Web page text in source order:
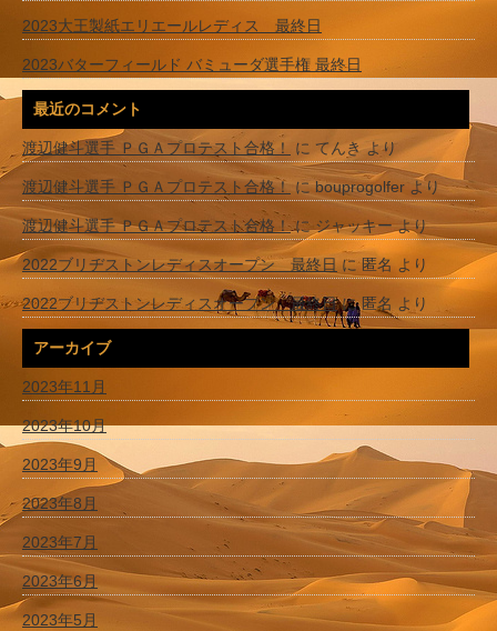
2023大王製紙エリエールレディス 最終日
2023バターフィールド バミューダ選手権 最終日
最近のコメント
渡辺健斗選手 ＰＧＡプロテスト合格！ に てんきより
渡辺健斗選手 ＰＧＡプロテスト合格！にbouprogolfer より
渡辺健斗選手 ＰＧＡプロテスト合格！にジャッキーより
2022ブリヂストンレディスオープン 最終日に匿名 より
2022ブリヂストンレディスオープン 最終日に匿名 より
アーカイブ
2023年11月
2023年10月
2023年9月
2023年8月
2023年7月
2023年6月
2023年5月